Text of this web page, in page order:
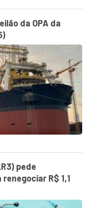
da OPA da
pede
R$ 1,1